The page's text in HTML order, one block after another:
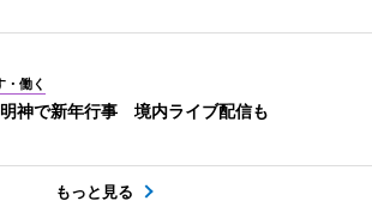
・働く
神で新年行事 境内ライブ配信も
もっと見る